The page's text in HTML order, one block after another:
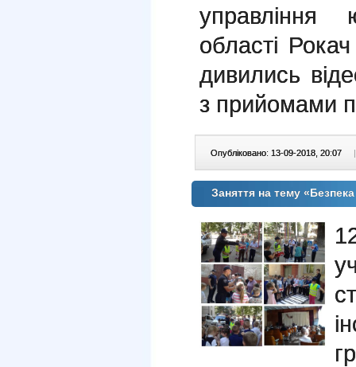
управління
області
дивились
з прийомами
Опубліковано: 13-09-2018, 20:07 |
Заняття на тему